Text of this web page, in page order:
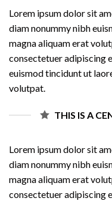
Lorem ipsum dolor sit
diam nonummy nibh
magna aliquam erat
consectetuer adipiscing
euismod tincidunt ut
volutpat.
THIS IS A
Lorem ipsum dolor sit
diam nonummy nibh
magna aliquam erat
consectetuer adipiscing